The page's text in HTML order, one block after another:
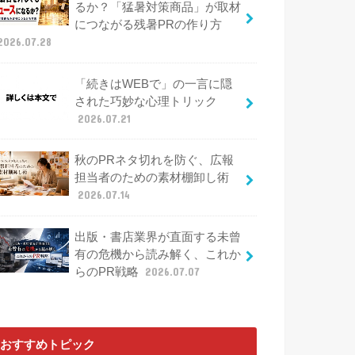
るか？「猛暑対策商品」が取材
につながる残暑PRの作り方
「続きはWEBで」の一言に隠
された巧妙な心理トリック
2026.07.21
秋のPRネタ切れを防ぐ、広報
担当者のための素材棚卸し術
2026.07.14
出版・書店業界が直面する未曾
有の危機から読み解く、これか
らのPR戦略
2026.07.07
おすすめトピック